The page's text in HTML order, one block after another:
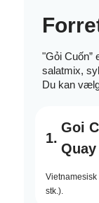
"Gỏi Cuốn”
salatmix,
Du kan
1.
Goi
Quay
stk.).